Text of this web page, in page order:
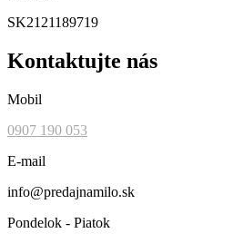
SK2121189719
Kontaktujte nás
Mobil
0907 190 053
E-mail
info@predajnamilo.sk
Pondelok - Piatok